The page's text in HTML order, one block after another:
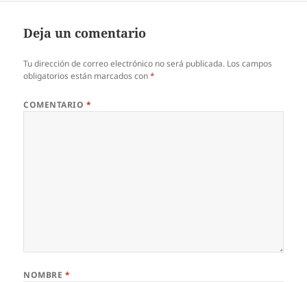
Deja un comentario
Tu dirección de correo electrónico no será publicada. Los campos
obligatorios están marcados con*
COMENTARIO *
NOMBRE *